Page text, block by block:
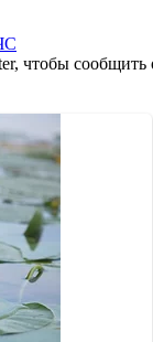
чтобы сообщить